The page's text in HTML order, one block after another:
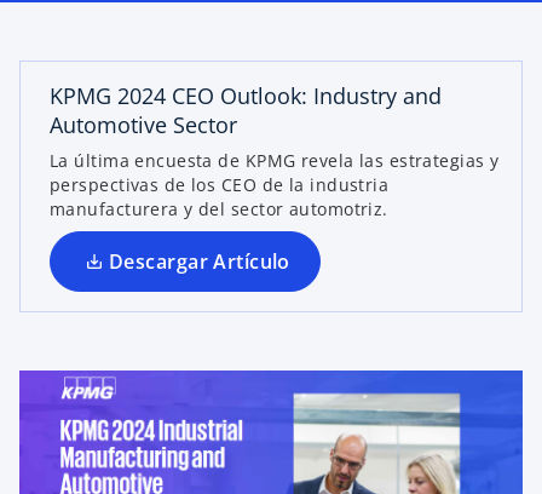
KPMG 2024 CEO Outlook: Industry and
Automotive Sector
La última encuesta de KPMG revela las estrategias y
perspectivas de los CEO de la industria
manufacturera y del sector automotriz.
Descargar Artículo
e
n
u
n
a
e
a
n
u